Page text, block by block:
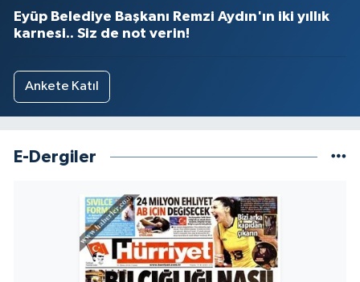
Eyüp Belediye Başkanı Remzi Aydın'ın iki yıllık
karnesi.. Siz de not verin!
Ankete Katıl
E-Dergiler